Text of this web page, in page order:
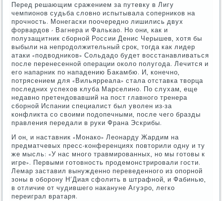
Перед решающим сражением за путевку в Лигу
чемпионов судьба словно испытывала соперников на
прочность. Монегаски поочередно лишились двух
форвардов - Вагнера и Фалькао. Но они, как и
полузащитник сборной России Денис Черышев, хотя бы
выбыли на непродолжительный срок, тогда как лидер
атаки «подводников» Сольдадо будет восстанавливаться
после перенесенной операции около полугода. Лечится и
его напарник по нападению Бакамбю. И, конечно,
потрясением для «Вильярреала» стала отставка творца
последних успехов клуба Марселино. По слухам, еще
недавно претендовавший на пост главного тренера
сборной Испании специалист был уволен из-за
конфликта со своими подопечными, после чего бразды
правления передали в руки Франа Эскрибы.
И он, и наставник «Монако» Леонарду Жардим на
предматчевых пресс-конференциях повторили одну и ту
же мысль: «У нас много травмированных, но мы готовы к
игре». Первыми готовность продемонстрировали гости.
Лемар заставил вынужденно переведенного из опорной
зоны в оборону Н'Диая сфолить в штрафной, и Фабинью,
в отличие от чудившего накануне Агуэро, легко
переиграл вратаря.